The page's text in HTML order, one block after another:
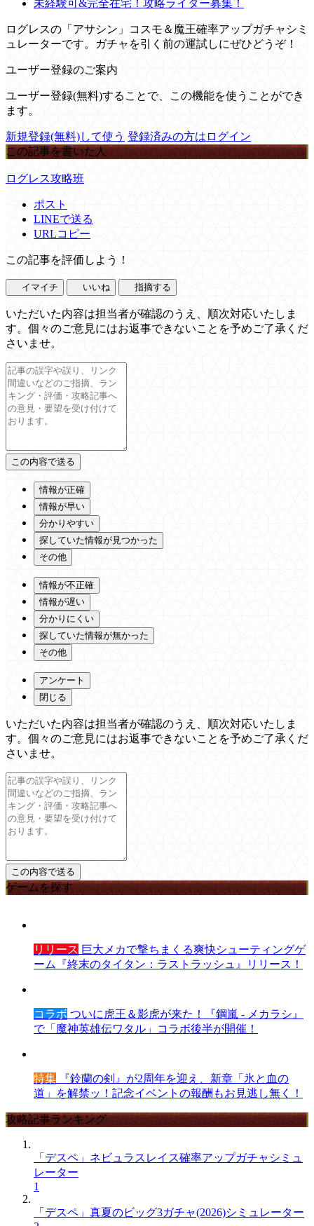
未経験可&完全在宅！攻略ライター募集！
ログレスの「アサシン」コスモ＆魔王確率アップガチャシミ
ュレーターです。ガチャを引く前の運試しにぜひどうぞ！
ユーザー登録のご案内
ユーザー登録(無料)することで、この機能を使うことができ
ます。
新規登録(無料)して使う 登録済みの方はログイン
この記事を書いた人
ログレス攻略班
ポスト
LINEで送る
URLコピー
この記事を評価しよう！
イマイチ いいね 指摘する
いただいた内容は担当者が確認のうえ、順次対応いたしま
す。個々のご意見にはお返事できないことを予めご了承くだ
さいませ。
情報が正確
情報が早い
分かりやすい
探していた情報が見つかった
その他
情報が不正確
情報が遅い
分かりにくい
探していた情報が無かった
その他
アンケート
閉じる
いただいた内容は担当者が確認のうえ、順次対応いたしま
す。個々のご意見にはお返事できないことを予めご了承くだ
さいませ。
ゲームを探す
リリース 巨大メカで撃ちまくる爽快シューティングゲ
ーム『終末のタイタン：ラストラッシュ』リリース！
コラボ ついに虎王＆影虎が来た！『鋼嵐 - メカラシ』
で「魔神英雄伝ワタル」コラボ後半が開催！
特集 『鈴蘭の剣』が2周年を迎え、新章「氷と血の
道」を解禁ッ！記念イベントの報酬もお見逃し無く！
攻略記事ランキング
「デスペ」ネビュラスレイス確率アップガチャシミュ
レーター
1
「デスペ」真夏のビッグ3ガチャ(2026)シミュレーター